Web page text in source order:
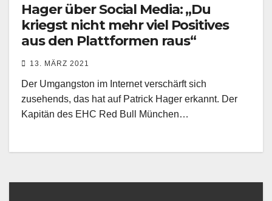
Hager über Social Media: „Du
kriegst nicht mehr viel Positives
aus den Plattformen raus“
13. MÄRZ 2021
Der Umgangston im Internet verschärft sich
zusehends, das hat auf Patrick Hager erkannt. Der
Kapitän des EHC Red Bull München…